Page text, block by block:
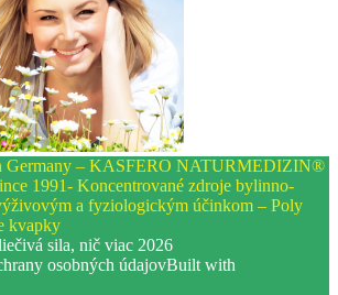
Germany – KASFERO NATURMEDIZIN®
1991- Koncentrované zdroje bylinno-
a fyziologickým účinkom – Poly
kvapky
sila, nič viac 2026
osobných údajovBuilt with